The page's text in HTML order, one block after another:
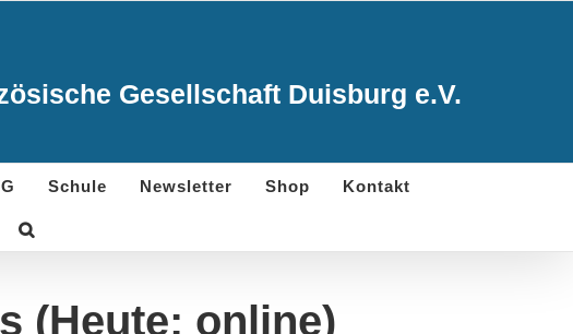
Gesellschaft Duisburg e.V.
Schule Newsletter Shop Kontakt
(Heute: online)